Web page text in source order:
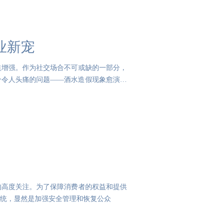
新宠
强。作为社交场合不可或缺的一部分，
令人头痛的问题——酒水造假现象愈演愈
度关注。为了保障消费者的权益和提供
，显然是加强安全管理和恢复公众